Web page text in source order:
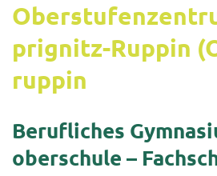
prignitz-​Rup­pin
rup­pin
Be­ruf­li­ches
ober­schu­le –